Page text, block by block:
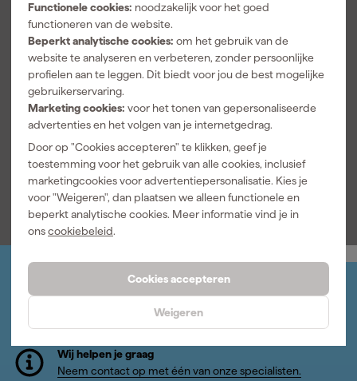
Functionele cookies: noodzakelijk voor het goed
functioneren van de website.
Beperkt analytische cookies: om het gebruik van de
website te analyseren en verbeteren, zonder persoonlijke
profielen aan te leggen. Dit biedt voor jou de best mogelijke
gebruikerservaring.
Marketing cookies: voor het tonen van gepersonaliseerde
advertenties en het volgen van je internetgedrag.
Door op "Cookies accepteren" te klikken, geef je
toestemming voor het gebruik van alle cookies, inclusief
marketingcookies voor advertentiepersonalisatie. Kies je
voor "Weigeren", dan plaatsen we alleen functionele en
beperkt analytische cookies. Meer informatie vind je in
onscookiebeleid.
Cookies accepteren
Weigeren
5.0
geverifieerd
Exact als zoals omschrijving op de site
7-8-2023
2.0
geverifieerd
Grote moeite met hardsteen. Steen brokkelt zelfs iets.
22-9-2021
Over onze reviews
Wij helpen je graag
Neem contact op met één van onze specialisten.